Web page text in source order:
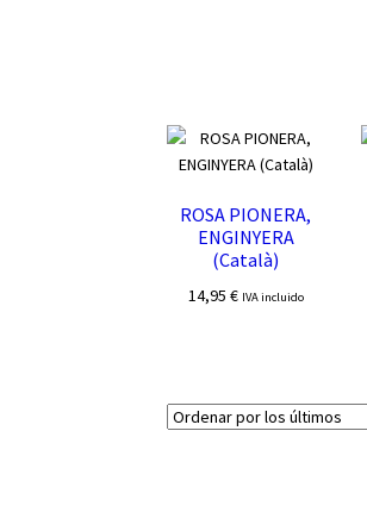
ROSA PIONERA,
ENGINYERA
(Català)
14,95 € IVA incluido